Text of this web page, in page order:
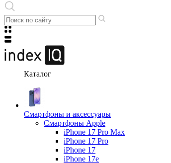
Каталог
Смартфоны и аксессуары
Смартфоны Apple
iPhone 17 Pro Max
iPhone 17 Pro
iPhone 17
iPhone 17e